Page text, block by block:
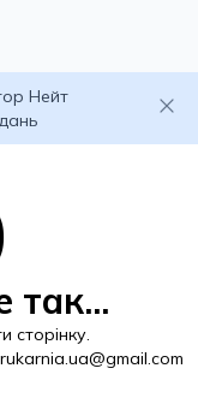
Нейт
так...
сторінку.